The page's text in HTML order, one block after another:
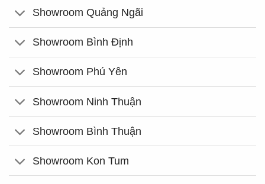
Showroom Quảng Ngãi
Showroom Bình Định
Showroom Phú Yên
Showroom Ninh Thuận
Showroom Bình Thuận
Showroom Kon Tum